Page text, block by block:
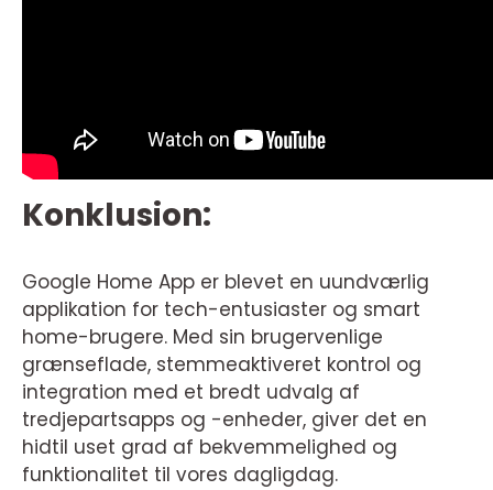
Konklusion:
Google Home App er blevet en uundværlig
applikation for tech-entusiaster og smart
home-brugere. Med sin brugervenlige
grænseflade, stemmeaktiveret kontrol og
integration med et bredt udvalg af
tredjepartsapps og -enheder, giver det en
hidtil uset grad af bekvemmelighed og
funktionalitet til vores dagligdag.